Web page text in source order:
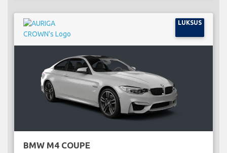
LUKSUS
BMW M4 COUPE